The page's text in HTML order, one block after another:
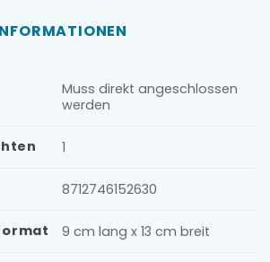
Muss direkt angeschlossen
werden
1
8712746152630
9 cm lang x 13 cm breit